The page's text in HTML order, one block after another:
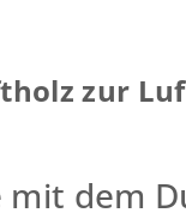
zur
dem